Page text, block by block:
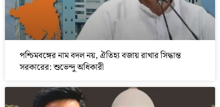
পশ্চিমবঙ্গের নাম বদল নয়, ঐতিহ্য বজায় রাখার সিদ্ধান্ত
সরকারের: শুভেন্দু অধিকারী